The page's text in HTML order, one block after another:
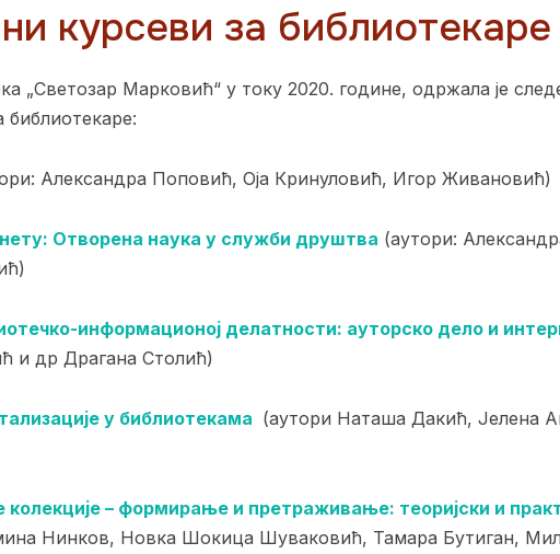
курсеви за
„Светозар Марковић“ у току 2020. године, одржала је
Александра Поповић, Оја Кринуловић, Игор Живановић)
Отворена наука у служби друштва (аутори:
-информационој делатности: ауторско дело и
и др Драгана Столић)
у библиотекама (аутори Наташа Дакић, Јелена
– формирање и претраживање: теоријски и
Нинков, Новка Шокица Шуваковић, Тамара Бутиган,